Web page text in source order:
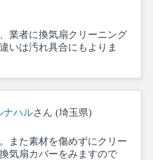
業者に換気扇クリーニング
いは汚れ具合にもよりま
ハルさん (埼玉県)
また素材を傷めずにクリー
気扇カバーをみますので